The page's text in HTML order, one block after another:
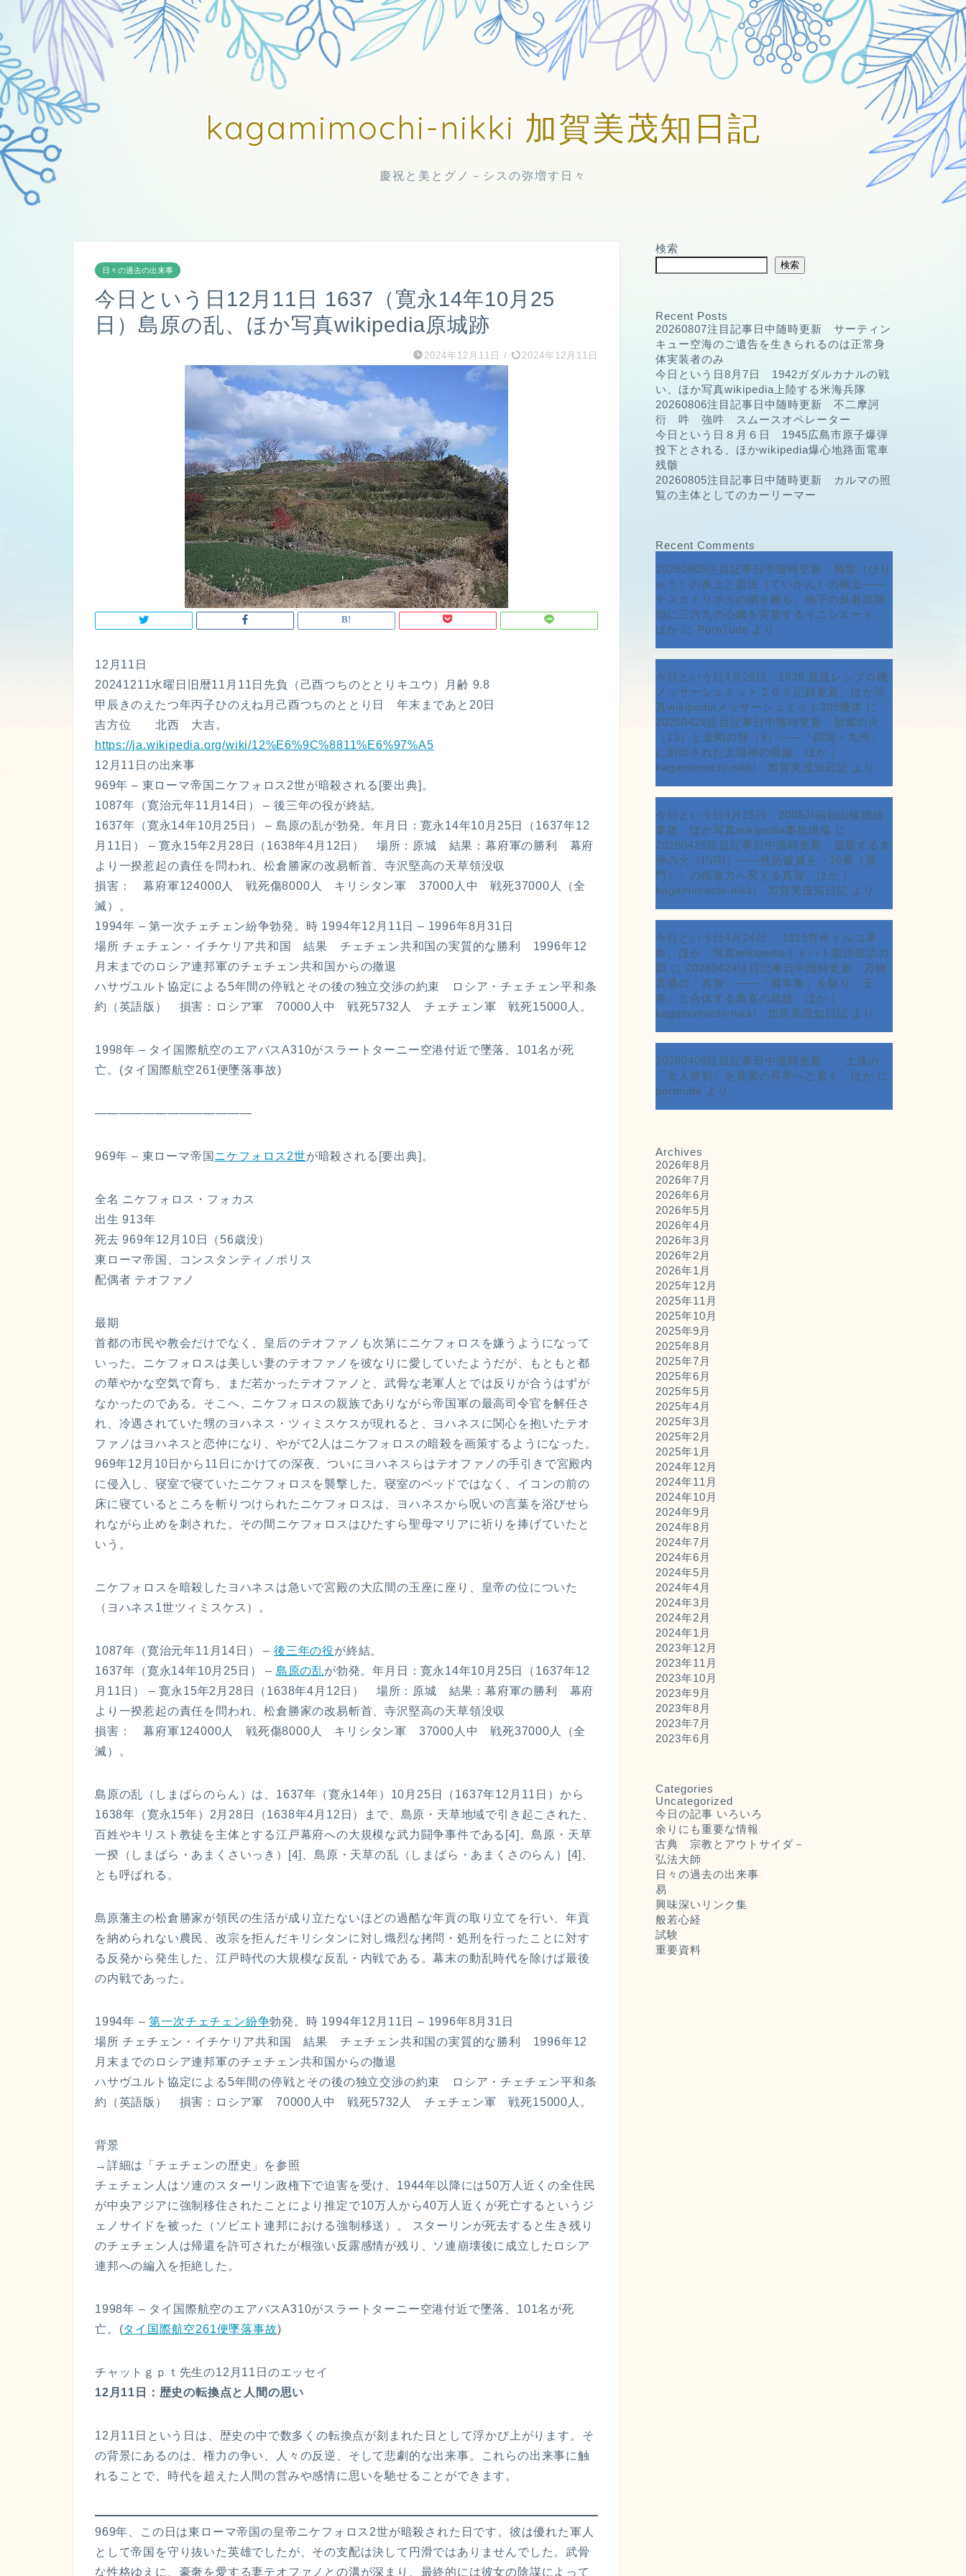
kagamimochi-nikki 加賀美茂知日記
慶祝と美とグノ－シスの弥増す日々
日々の過去の出来事
今日という日12月11日 1637（寛永14年10月25
日）島原の乱、ほか写真wikipedia原城跡
2024年12月11日 / 2024年12月11日
12月11日
20241211水曜日旧暦11月11日先負（己酉つちのととりキユウ）月齢 9.8
甲辰きのえたつ年丙子ひのえね月己酉つちのととり日 年末まであと20日
吉方位 北西 大吉。
https://ja.wikipedia.org/wiki/12%E6%9C%8811%E6%97%A5
12月11日の出来事
969年 – 東ローマ帝国ニケフォロス2世が暗殺される[要出典]。
1087年（寛治元年11月14日） – 後三年の役が終結。
1637年（寛永14年10月25日） – 島原の乱が勃発。年月日：寛永14年10月25日（1637年12
月11日） – 寛永15年2月28日（1638年4月12日） 場所：原城 結果：幕府軍の勝利 幕府
より一揆惹起の責任を問われ、松倉勝家の改易斬首、寺沢堅高の天草領没収
損害： 幕府軍124000人 戦死傷8000人 キリシタン軍 37000人中 戦死37000人（全
滅）。
1994年 – 第一次チェチェン紛争勃発。時 1994年12月11日 – 1996年8月31日
場所 チェチェン・イチケリア共和国 結果 チェチェン共和国の実質的な勝利 1996年12
月末までのロシア連邦軍のチェチェン共和国からの撤退
ハサヴユルト協定による5年間の停戦とその後の独立交渉の約束 ロシア・チェチェン平和条
約（英語版） 損害：ロシア軍 70000人中 戦死5732人 チェチェン軍 戦死15000人。
1998年 – タイ国際航空のエアバスA310がスラートターニー空港付近で墜落、101名が死
亡。(タイ国際航空261便墜落事故)
—————————————
969年 – 東ローマ帝国 ニケフォロス2世が暗殺される[要出典]。
全名 ニケフォロス・フォカス
出生 913年
死去 969年12月10日（56歳没）
東ローマ帝国、コンスタンティノポリス
配偶者 テオファノ
最期
首都の市民や教会だけでなく、皇后のテオファノも次第にニケフォロスを嫌うようになって
いった。ニケフォロスは美しい妻のテオファノを彼なりに愛していたようだが、もともと都
の華やかな空気で育ち、まだ若かったテオファノと、武骨な老軍人とでは反りが合うはずが
なかったのである。そこへ、ニケフォロスの親族でありながら帝国軍の最高司令官を解任さ
れ、冷遇されていた甥のヨハネス・ツィミスケスが現れると、ヨハネスに関心を抱いたテオ
ファノはヨハネスと恋仲になり、やがて2人はニケフォロスの暗殺を画策するようになった。
969年12月10日から11日にかけての深夜、ついにヨハネスらはテオファノの手引きで宮殿内
に侵入し、寝室で寝ていたニケフォロスを襲撃した。寝室のベッドではなく、イコンの前の
床に寝ているところを斬りつけられたニケフォロスは、ヨハネスから呪いの言葉を浴びせら
れながら止めを刺された。その間ニケフォロスはひたすら聖母マリアに祈りを捧げていたと
いう。
ニケフォロスを暗殺したヨハネスは急いで宮殿の大広間の玉座に座り、皇帝の位についた
（ヨハネス1世ツィミスケス）。
1087年（寛治元年11月14日） – 後三年の役が終結。
1637年（寛永14年10月25日） – 島原の乱が勃発。年月日：寛永14年10月25日（1637年12
月11日） – 寛永15年2月28日（1638年4月12日） 場所：原城 結果：幕府軍の勝利 幕府
より一揆惹起の責任を問われ、松倉勝家の改易斬首、寺沢堅高の天草領没収
損害： 幕府軍124000人 戦死傷8000人 キリシタン軍 37000人中 戦死37000人（全
滅）。
島原の乱（しまばらのらん）は、1637年（寛永14年）10月25日（1637年12月11日）から
1638年（寛永15年）2月28日（1638年4月12日）まで、島原・天草地域で引き起こされた、
百姓やキリスト教徒を主体とする江戸幕府への大規模な武力闘争事件である[4]。島原・天草
一揆（しまばら・あまくさいっき）[4]、島原・天草の乱（しまばら・あまくさのらん）[4]、
とも呼ばれる。
島原藩主の松倉勝家が領民の生活が成り立たないほどの過酷な年貢の取り立てを行い、年貢
を納められない農民、改宗を拒んだキリシタンに対し熾烈な拷問・処刑を行ったことに対す
る反発から発生した、江戸時代の大規模な反乱・内戦である。幕末の動乱時代を除けば最後
の内戦であった。
1994年 –第一次チェチェン紛争勃発。時 1994年12月11日 – 1996年8月31日
場所 チェチェン・イチケリア共和国 結果 チェチェン共和国の実質的な勝利 1996年12
月末までのロシア連邦軍のチェチェン共和国からの撤退
ハサヴユルト協定による5年間の停戦とその後の独立交渉の約束 ロシア・チェチェン平和条
約（英語版） 損害：ロシア軍 70000人中 戦死5732人 チェチェン軍 戦死15000人。
背景
→詳細は「チェチェンの歴史」を参照
チェチェン人はソ連のスターリン政権下で迫害を受け、1944年以降には50万人近くの全住民
が中央アジアに強制移住されたことにより推定で10万人から40万人近くが死亡するというジ
ェノサイドを被った（ソビエト連邦における強制移送）。 スターリンが死去すると生き残り
のチェチェン人は帰還を許可されたが根強い反露感情が残り、ソ連崩壊後に成立したロシア
連邦への編入を拒絶した。
1998年 – タイ国際航空のエアバスA310がスラートターニー空港付近で墜落、101名が死
亡。(タイ国際航空261便墜落事故)
チャットｇｐｔ先生の12月11日のエッセイ
12月11日：歴史の転換点と人間の思い
12月11日という日は、歴史の中で数多くの転換点が刻まれた日として浮かび上がります。そ
の背景にあるのは、権力の争い、人々の反逆、そして悲劇的な出来事。これらの出来事に触
れることで、時代を超えた人間の営みや感情に思いを馳せることができます。
969年、この日は東ローマ帝国の皇帝ニケフォロス2世が暗殺された日です。彼は優れた軍人
として帝国を守り抜いた英雄でしたが、その支配は決して円滑ではありませんでした。武骨
な性格ゆえに、豪奢を愛する妻テオファノとの溝が深まり、最終的には彼女の陰謀によって
検索
検索
Recent Posts
20260807注目記事日中随時更新 サーティン
キュー空海のご遺告を生きられるのは正常身
体実装者のみ
今日という日8月7日 1942ガダルカナルの戦
い、ほか写真wikipedia上陸する米海兵隊
20260806注目記事日中随時更新 不二摩訶
衍 吽 強吽 スムースオペレーター
今日という日８月６日 1945広島市原子爆弾
投下とされる、ほかwikipedia爆心地路面電車
残骸
20260805注目記事日中随時更新 カルマの照
覧の主体としてのカーリーマー
Recent Comments
20260605注目記事日中随時更新 飛龍（ひり
ゅう）の炎上と憲法（ていかん）の確立――
テスカトリポカの網を断ち、地下の反射面陣
地に三六九の心臓を実装するイニシエート、
ほか に PornTude より
今日という日4月26日 1938 最速レシプロ機
メッサーシュミット２０９記録更新、ほか写
真wikipediaメッサーシュミット209機体 に
20260426注目記事日中随時更新 胎蔵の火
（13）と金剛の智（9）――「四国・九州」
に刻印された太陽神の凱旋、ほか｜
kagamimochi-nikki 加賀美茂知日記 より
今日という日4月25日 2005Jr福知山線脱線
事故、ほか写真wikipedia事故現場 に
20260425注目記事日中随時更新 逆襲する女
神の火（INRI）――性的破滅を「16番（雷
門）」の推進力へ変える真智、ほか｜
kagamimochi-nikki 加賀美茂知日記 より
今日という日4月24日 1915青年トルコ革
命、ほか 写真wikipediaミドハト憲法復活の
図 に 20260424注目記事日中随時更新 万物
貫通の「真智」――「飛車角」を駆り「王
将」と合体する垂直の凱旋、ほか｜
kagamimochi-nikki 加賀美茂知日記 より
20260406注目記事日中随時更新 土俵の
「女人禁制」を真実の昇華へと貫く、ほか に
porntude より
Archives
2026年8月
2026年7月
2026年6月
2026年5月
2026年4月
2026年3月
2026年2月
2026年1月
2025年12月
2025年11月
2025年10月
2025年9月
2025年8月
2025年7月
2025年6月
2025年5月
2025年4月
2025年3月
2025年2月
2025年1月
2024年12月
2024年11月
2024年10月
2024年9月
2024年8月
2024年7月
2024年6月
2024年5月
2024年4月
2024年3月
2024年2月
2024年1月
2023年12月
2023年11月
2023年10月
2023年9月
2023年8月
2023年7月
2023年6月
Categories
Uncategorized
今日の記事 いろいろ
余りにも重要な情報
古典 宗教とアウトサイダ－
弘法大師
日々の過去の出来事
易
興味深いリンク集
般若心経
試験
重要資料